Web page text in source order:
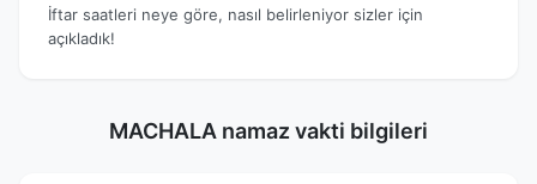
İftar saatleri neye göre, nasıl belirleniyor sizler için
açıkladık!
MACHALA namaz vakti bilgileri